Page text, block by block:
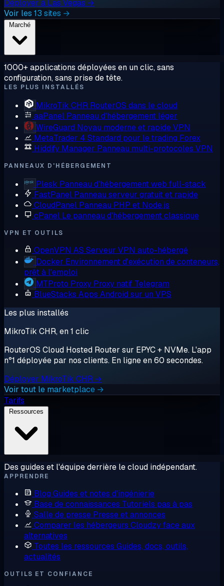
Déployer à Las Vegas →
Voir les 13 sites →
1000+ applications déployées en un clic, sans
configuration, sans prise de tête.
LES PLUS INSTALLÉS
MikroTik CHR RouterOS dans le cloud
aaPanel Panneau d'hébergement léger
WireGuard Noyau moderne et rapide VPN
MetaTrader 4 Standard pour le trading Forex
Hiddify Manager Panneau multi-protocoles VPN
PANNEAUX D'HÉBERGEMENT
Plesk Panneau d'hébergement web full-stack
FastPanel Panneau serveur gratuit et rapide
CloudPanel Panneau PHP et Node.js
cPanel Le panneau d'hébergement classique
VPN ET OUTILS
OpenVPN AS Serveur VPN auto-hébergé
Docker Environnement d'exécution de conteneurs,
prêt à l'emploi
MTProto Proxy Proxy natif Telegram
BlueStacks Apps Android sur un VPS
Les plus installés
MikroTik CHR, en 1 clic
RouterOS Cloud Hosted Router sur EPYC + NVMe. L'app
n°1 déployée par nos clients. En ligne en 60 secondes.
Déployer MikroTik CHR →
Voir tout le marketplace →
Tarifs
Des guides et l'équipe derrière le cloud indépendant.
APPRENDRE
Blog Guides et notes d'ingénierie
Base de connaissances Tutoriels pas à pas
Salle de presse Presse et annonces
Comparer les hébergeurs Cloudzy face aux
alternatives
Toutes les ressources Guides, docs, outils,
actualités
OUTILS ET CONFIANCE